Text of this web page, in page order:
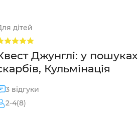
дітей
Джунглі: у пошуках
Кульмінація
3 відгуки
2-4(8)